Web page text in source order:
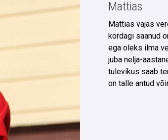
Mattias
Mattias vajas
kordagi saanud
ega oleks ilma
juba nelja-
tulevikus saab
on talle antud